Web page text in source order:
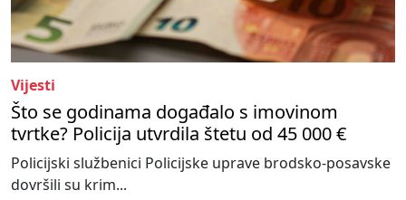
Vijesti
Što se godinama događalo s imovinom
tvrtke? Policija utvrdila štetu od 45 000 €
Policijski službenici Policijske uprave brodsko-posavske
dovršili su krim...